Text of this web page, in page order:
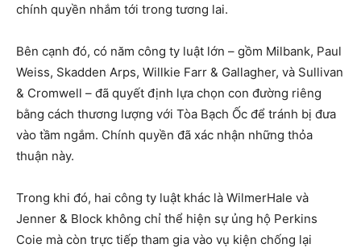
chính quyền nhắm tới trong tương lai.
Bên cạnh đó, có năm công ty luật lớn – gồm Milbank, Paul
Weiss, Skadden Arps, Willkie Farr & Gallagher, và Sullivan
& Cromwell – đã quyết định lựa chọn con đường riêng
bằng cách thương lượng với Tòa Bạch Ốc để tránh bị đưa
vào tầm ngắm. Chính quyền đã xác nhận những thỏa
thuận này.
Trong khi đó, hai công ty luật khác là WilmerHale và
Jenner & Block không chỉ thể hiện sự ủng hộ Perkins
Coie mà còn trực tiếp tham gia vào vụ kiện chống lại